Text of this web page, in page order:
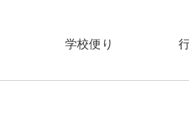
学校便り